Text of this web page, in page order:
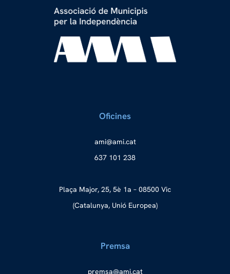
Oficines
tac.i
ma@im
a
637 101 238
Plaça Major, 25, 5è 1a – 08500 Vic
(Catalunya, Unió Europea)
Premsa
tac.i
ma@as
merp